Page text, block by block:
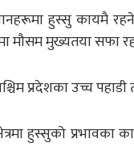
हुस्सु कायमै
मुख्यतया सफा
प्रदेशका उच्च
हुस्सुको